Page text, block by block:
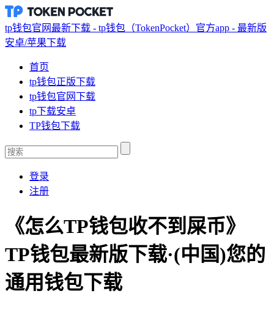
tp钱包官网最新下载 - tp钱包（TokenPocket）官方app - 最新版
安卓/苹果下载
首页
tp钱包正版下载
tp钱包官网下载
tp下载安卓
TP钱包下载
登录
注册
《怎么TP钱包收不到屎币》
TP钱包最新版下载·(中国)您的
通用钱包下载